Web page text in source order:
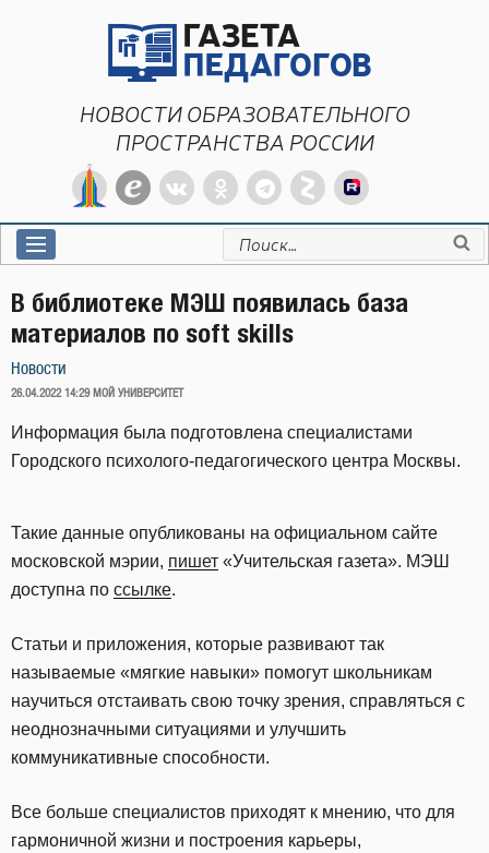
НОВОСТИ ОБРАЗОВАТЕЛЬНОГО
ПРОСТРАНСТВА РОССИИ
Искать:
В библиотеке МЭШ появилась база
материалов по soft skills
Новости
ОПУБЛИКОВАНО
26.04.2022 14:29 МОЙ УНИВЕРСИТЕТ
Информация была подготовлена специалистами
Городского психолого-педагогического центра Москвы.
Такие данные опубликованы на официальном сайте
московской мэрии, пишет «Учительская газета». МЭШ
доступна по ссылке.
Статьи и приложения, которые развивают так
называемые «мягкие навыки» помогут школьникам
научиться отстаивать свою точку зрения, справляться с
неоднозначными ситуациями и улучшить
коммуникативные способности.
Все больше специалистов приходят к мнению, что для
гармоничной жизни и построения карьеры,